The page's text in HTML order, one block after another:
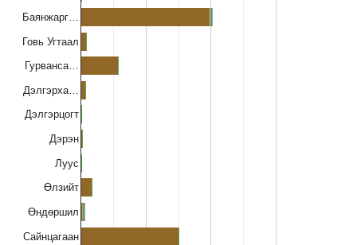
Баянжарг…
Говь Угтаал
Гурванса…
Дэлгэрха…
Дэлгэрцогт
Дэрэн
Луус
Өлзийт
Өндөршил
Сайнцагаан